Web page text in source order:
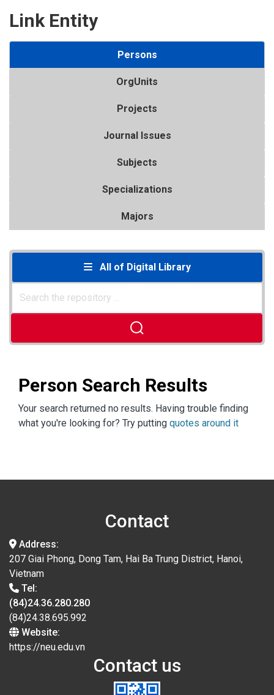
Link Entity
Persons
OrgUnits
Projects
Journal Issues
Subjects
Specializations
Majors
All of Digital Library
Person Search Results
Your search returned no results. Having trouble finding
what you're looking for? Try putting quotes around it
Contact
Address:
207 Giai Phong, Dong Tam, Hai Ba Trung District, Hanoi,
Vietnam
Tel:
(84)24.36.280.280
(84)24.38.695.992
Website:
https://neu.edu.vn
Contact us